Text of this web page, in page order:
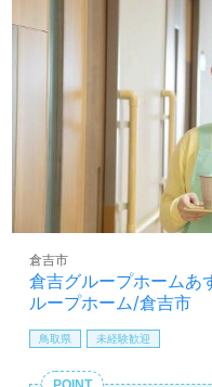
倉吉グループホーム
ループホーム/倉吉市
倉吉市
鳥取県 未経験歓迎